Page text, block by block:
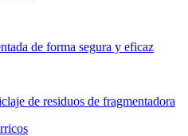
de forma segura y eficaz
de residuos de fragmentadora